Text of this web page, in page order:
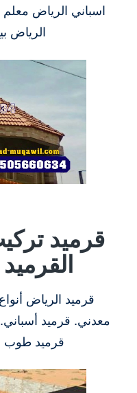
اسباني الرياض
الرياض
قرميد
قرميد الرياض
معدني. قرميد
قرميد طوب